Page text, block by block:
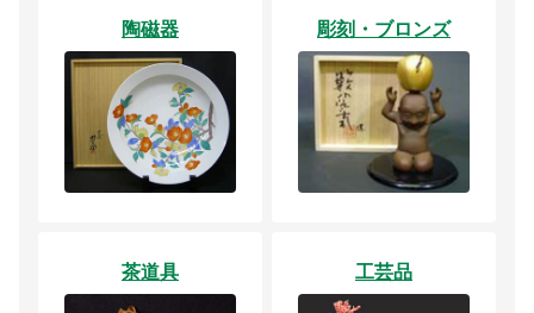
陶磁器 彫刻・ブロンズ
茶道具 工芸品